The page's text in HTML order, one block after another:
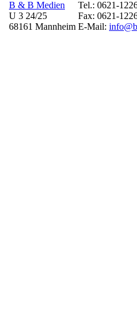
B & B Medien
U 3 24/25
68161 Mannheim
Tel.: 0621-
Fax: 0621-
E-Mail: